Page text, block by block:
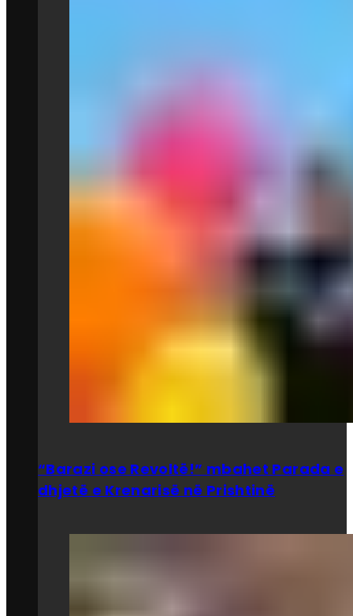
“Barazi ose Revoltë!” mbahet Parada e
dhjetë e Krenarisë në Prishtinë